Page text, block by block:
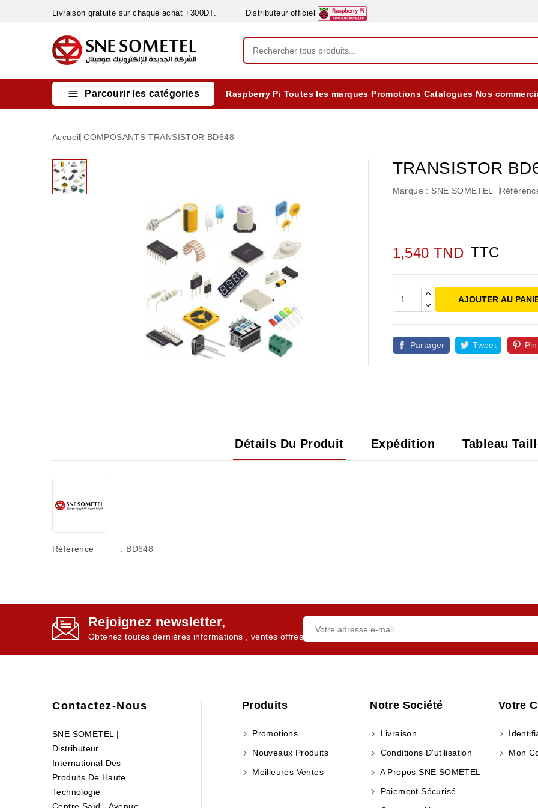
Livraison gratuite sur chaque achat +300DT. Distributeur officiel
 Parcourir les catégories Raspberry Pi Toutes les marques Promotions Catalogues Nos
Accueil COMPOSANTS TRANSISTOR BD648
TRANSISTOR
Marque : SNE SOMETEL
1,540 TND TTC
AJOUTER AU
Partager Tweet
Détails Du Produit Expédition Tableau
Référence : BD648
Rejoignez newsletter,
Obtenez toutes dernières informations , ventes offres
Contactez-Nous
SNE SOMETEL |
Distributeur
International Des
Produits De Haute
Technologie
Produits
Promotions
Nouveaux Produits
Meilleures Ventes
Notre Société
Livraison
Conditions D'utilisation
A Propos SNE SOMETEL
Paiement Sécurisé
Votre
Mon